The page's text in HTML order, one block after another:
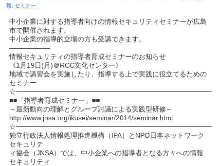
報 ,セミナー
中小企業に対する指導者向けの情報セキュリティセミナーが広島
市で開催されます。
中小企業の指導的立場の方も受講できます。
——————
情報セキュリティの指導者育成セミナーのお知らせ
《1月19日(月)＠RCC文化センター》
地域で講習会を実施したり、指導する上で実践に役立てるための
セミナー
■■「指導者育成セミナー」■■
～最新動向の理解とグループ討議による実践型研修～
http://www.jnsa.org/ikusei/seminar/2014/seminar.html
独立行政法人情報処理推進機構（IPA）とNPO日本ネットワーク
セキュリテ
ィ協会（JNSA）では、中小企業への指導者となる方々への情報
セキュリティ